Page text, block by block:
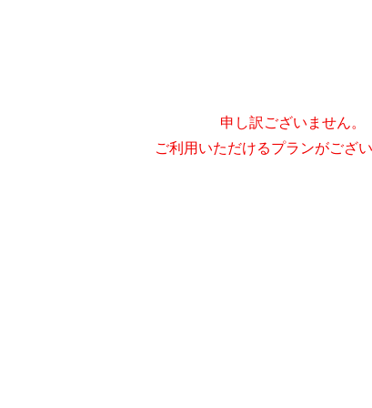
申し訳ございません。
ご利用いただけるプランがござい